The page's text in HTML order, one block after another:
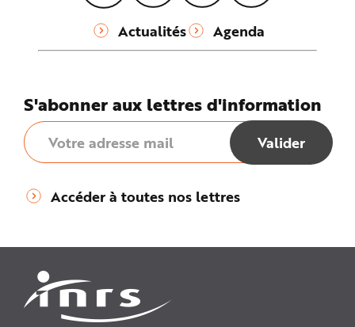
Actualités Agenda
S'abonner aux lettres d'information
Accéder à toutes nos lettres